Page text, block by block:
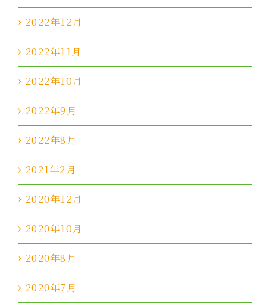
2022年12月
2022年11月
2022年10月
2022年9月
2022年8月
2021年2月
2020年12月
2020年10月
2020年8月
2020年7月